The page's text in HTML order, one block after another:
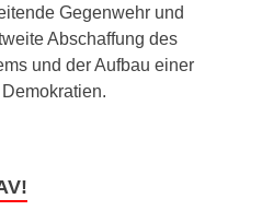
Gegenwehr und
Abschaffung des
und der Aufbau einer